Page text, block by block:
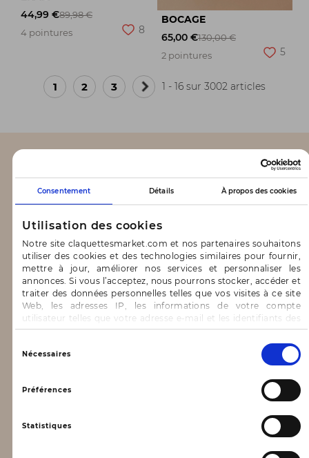
Consentement Détails À propos des cookies
Utilisation des cookies
Notre site claquettesmarket.com et nos partenaires souhaitons
utiliser des cookies et des technologies similaires pour fournir,
mettre à jour, améliorer nos services et personnaliser les
annonces. Si vous l’acceptez, nous pourrons stocker, accéder et
traiter des données personnelles telles que vos visites à ce site
Web, les adresses IP, les informations de votre compte
utilisateur telles que votre adresse e-mail et les identifiants des
cookies.
Vous avez le choix d’« Accepter » pour consentir à ces
utilisations, de « Refuser » pour vous y opposer ou
de sélectionner vos préférences concernant chaque catégorie
de cookie en cliquant sur « Valider la sélection » pour valider vos
options. Vous pouvez à tout moment modifier vos préférences
Nécessaires
Préférences
Statistiques
44,99 €89,98 €
4 pointures
8
BOCAGE
65,00 €130,00 €
2 pointures
5
1 2 3
Page
1 - 16 sur 3002 articles
CLAQUETTES MARKET
Blog
CONTACT & AIDE
FAQ
Nous contacter
INFORMATIONS
Mentions légales
Données personnelles, vie privée